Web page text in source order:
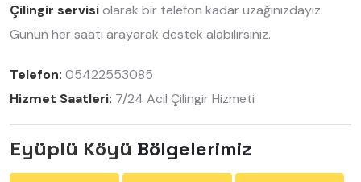
Çilingir servisiolarak bir telefon kadar uzağınızdayız.
Günün her saati arayarak destek alabilirsiniz.
Telefon: 05422553085
Hizmet Saatleri: 7/24 Acil Çilingir Hizmeti
Eyüplü Köyü Bölgelerimiz